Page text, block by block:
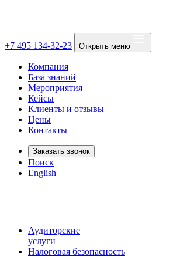
+7 495 134-32-23 Открыть меню
Компания
База знаний
Мероприятия
Кейсы
Клиенты и отзывы
Цены
Контакты
Заказать звонок
Поиск
English
Аудиторские
услуги
Налоговая безопасность